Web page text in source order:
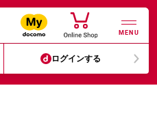
MENU
ログインする